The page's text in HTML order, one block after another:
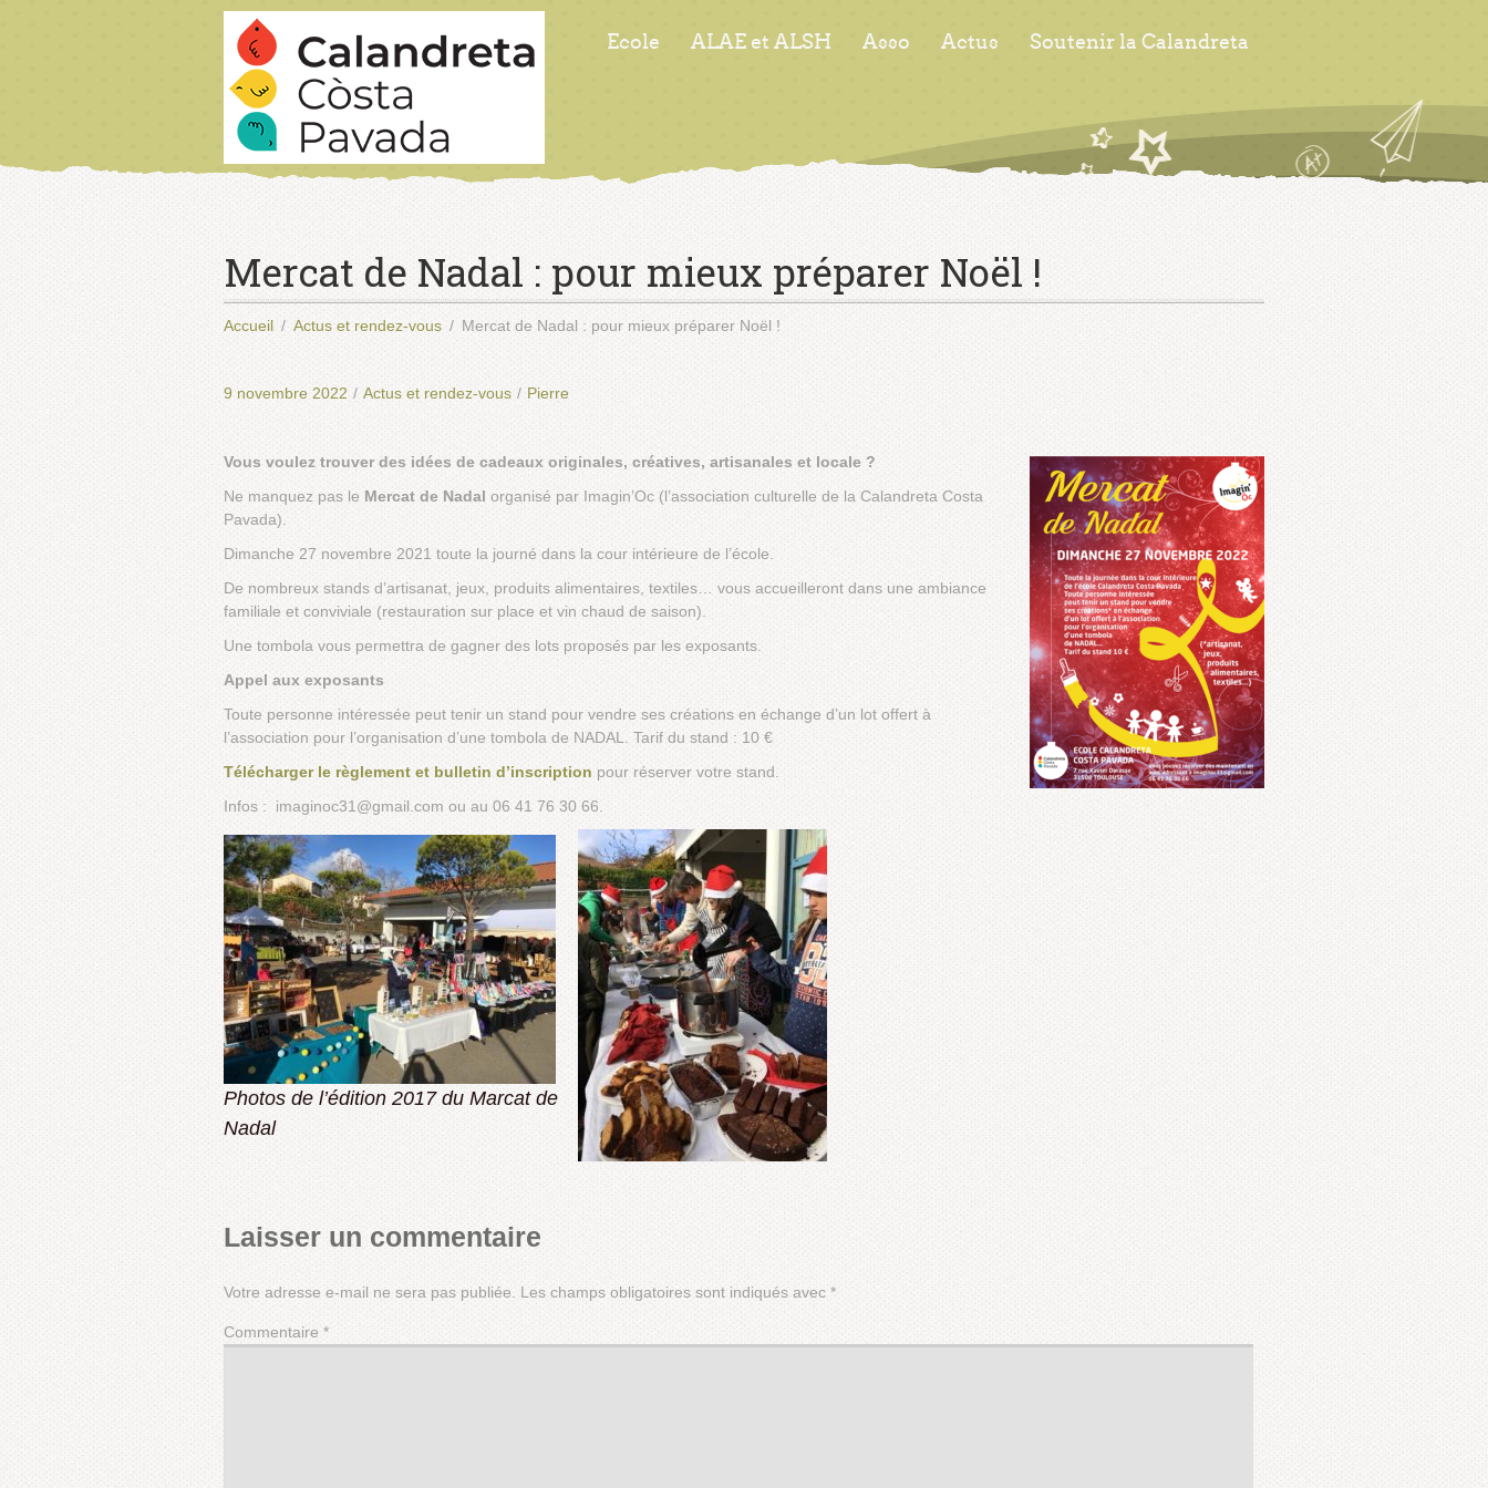
Ecole ALAE et ALSH Asso Actus Soutenir la Calandreta
Mercat de Nadal : pour mieux préparer Noël !
Accueil Actus et rendez-vous Mercat de Nadal : pour mieux préparer Noël !
9 novembre 2022 / Actus et rendez-vous / Pierre
Vous voulez trouver des idées de cadeaux originales, créatives, artisanales et locale ?
Ne manquez pas le Mercat de Nadal organisé par Imagin’Oc (l’association culturelle de la Calandreta Costa
Pavada).
Dimanche 27 novembre 2021 toute la journé dans la cour intérieure de l’école.
De nombreux stands d’artisanat, jeux, produits alimentaires, textiles… vous accueilleront dans une ambiance
familiale et conviviale (restauration sur place et vin chaud de saison).
Une tombola vous permettra de gagner des lots proposés par les exposants.
Appel aux exposants
Toute personne intéressée peut tenir un stand pour vendre ses créations en échange d’un lot offert à
l’association pour l’organisation d’une tombola de NADAL. Tarif du stand : 10 €
Télécharger le règlement et bulletin d’inscription pour réserver votre stand.
Infos : imaginoc31@gmail.com ou au 06 41 76 30 66.
Photos de l’édition 2017 du Marcat de
Nadal
Laisser un commentaire
Votre adresse e-mail ne sera pas publiée. Les champs obligatoires sont indiqués avec *
Commentaire *